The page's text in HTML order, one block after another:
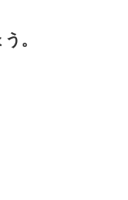
。